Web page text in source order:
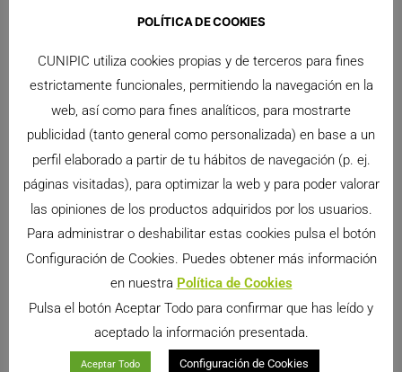
POLÍTICA DE COOKIES
CUNIPIC utiliza cookies propias y de terceros para fines
estrictamente funcionales, permitiendo la navegación en la
web, así como para fines analíticos, para mostrarte
publicidad (tanto general como personalizada) en base a un
perfil elaborado a partir de tu hábitos de navegación (p. ej.
páginas visitadas), para optimizar la web y para poder valorar
las opiniones de los productos adquiridos por los usuarios.
Para administrar o deshabilitar estas cookies pulsa el botón
Configuración de Cookies. Puedes obtener más información
en nuestra Política de Cookies
Pulsa el botón Aceptar Todo para confirmar que has leído y
aceptado la información presentada.
Aceptar Todo Configuración de Cookies